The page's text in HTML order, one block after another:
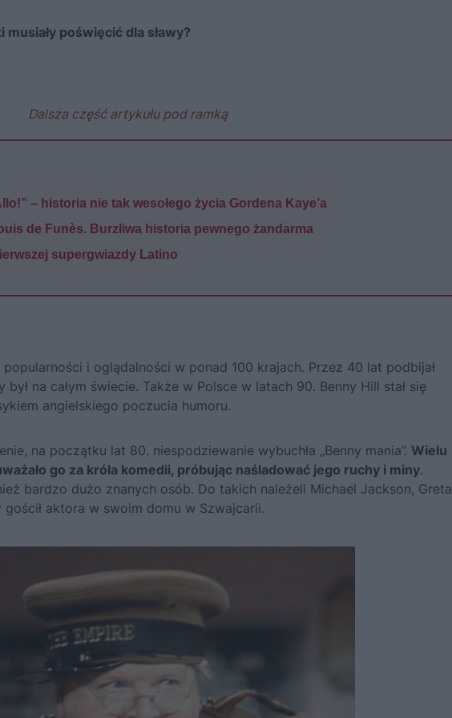
poświęcić dla sławy?
Dalsza część artykułu pod ramką
– historia nie tak wesołego życia Gordena Kaye’a
de Funès. Burzliwa historia pewnego żandarma
supergwiazdy Latino
popularności i oglądalności w ponad 100 krajach. Przez 40 lat podbijał
na całym świecie. Także w Polsce w latach 90. Benny Hill stał się
angielskiego poczucia humoru.
na początku lat 80. niespodziewanie wybuchła „Benny mania”. Wielu
go za króla komedii, próbując naśladować jego ruchy i miny.
bardzo dużo znanych osób. Do takich należeli Michael Jackson, Greta
aktora w swoim domu w Szwajcarii.